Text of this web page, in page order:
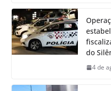
do
4 de